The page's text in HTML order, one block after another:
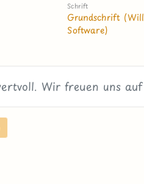
Schrift
Grundschrift (Will
Software)